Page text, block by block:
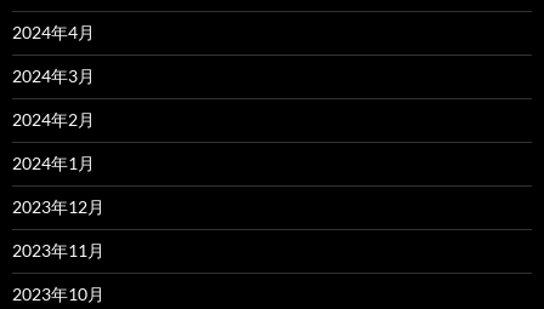
2024年4月
2024年3月
2024年2月
2024年1月
2023年12月
2023年11月
2023年10月